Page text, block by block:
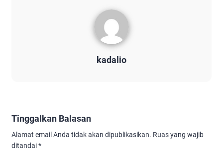
kadalio
Tinggalkan Balasan
Alamat email Anda tidak akan dipublikasikan. Ruas yang wajib
ditandai*